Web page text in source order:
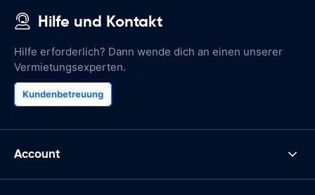
Hilfe und Kontakt
Hilfe erforderlich? Dann wende dich an einen unserer
Vermietungsexperten.
Kundenbetreuung
Account